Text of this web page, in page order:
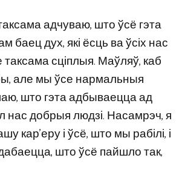
адчуваю, што ўсё гэта
баец дух, які ёсць ва ўсіх нас
таксама сціплыя. Маўляў, каб
але мы ўсе нармальныя
што гэта адбываецца ад
нас добрыя людзі. Насамрэч, я
кар’еру і ўсё, што мы рабілі, і
што ўсё пайшло так,